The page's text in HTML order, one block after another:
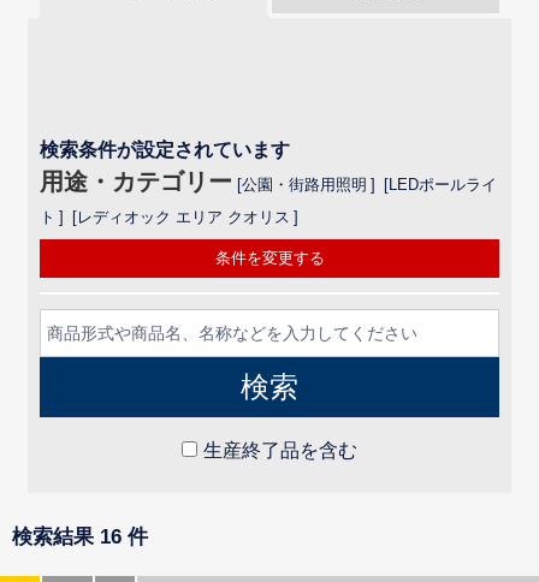
条件を変更する
検索条件が設定されています
用途・カテゴリー 公園・街路用照明
LEDポールライ
ト
レディオック エリア クオリス
生産終了品を含む
検索結果 16 件